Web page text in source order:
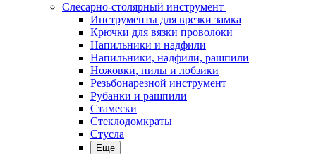
Слесарно-столярный инструмент
Инструменты для врезки замка
Крючки для вязки проволоки
Напильники и надфили
Напильники, надфили, рашпили
Ножовки, пилы и лобзики
Резьбонарезной инструмент
Рубанки и рашпили
Стамески
Стеклодомкраты
Стусла
Еще